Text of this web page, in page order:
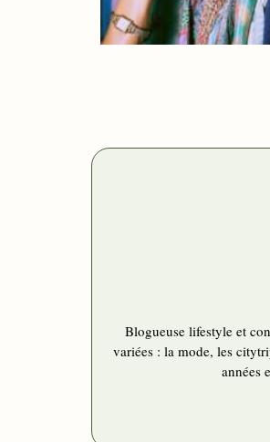
Blogueuse lifestyle et
variées : la mode, les
années